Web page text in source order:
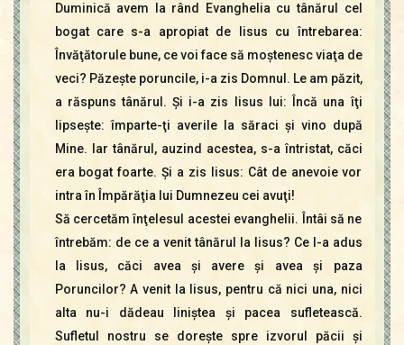
Duminică avem la rând Evanghelia cu tânărul cel
bogat care s-a apropiat de Iisus cu întrebarea:
Învăţătorule bune, ce voi face să moştenesc viaţa de
veci? Păzeşte poruncile, i-a zis Domnul. Le am păzit,
a răspuns tânărul. Şi i-a zis Iisus lui: Încă una îţi
lipseşte: împarte-ţi averile la săraci şi vino după
Mine. Iar tânărul, auzind acestea, s-a întristat, căci
era bogat foarte. Şi a zis Iisus: Cât de anevoie vor
intra în Împărăţia lui Dumnezeu cei avuţi!
Să cercetăm înţelesul acestei evanghelii. Întâi să ne
întrebăm: de ce a venit tânărul la Iisus? Ce l-a adus
la Iisus, căci avea şi avere şi avea şi paza
Poruncilor? A venit la Iisus, pentru că nici una, nici
alta nu-i dădeau liniştea şi pacea sufletească.
Sufletul nostru se doreşte spre izvorul păcii şi